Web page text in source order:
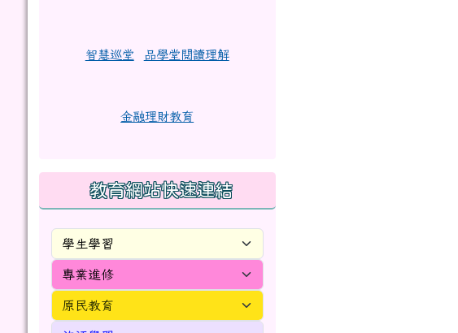
智慧巡堂 品學堂閱讀理解
金融理財教育
教育網站快速連結